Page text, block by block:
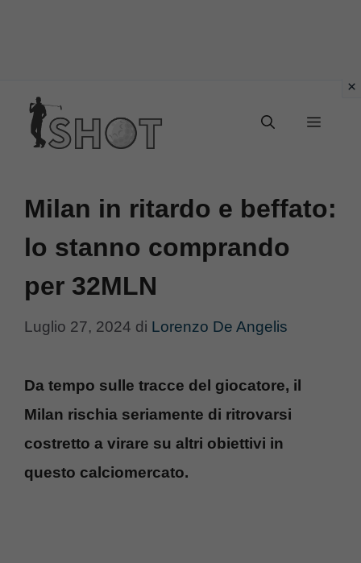
contenuto
Menu
Milan in ritardo e beffato:
lo stanno comprando
per 32MLN
Luglio 27, 2024 di Lorenzo De Angelis
Da tempo sulle tracce del giocatore, il
Milan rischia seriamente di ritrovarsi
costretto a virare su altri obiettivi in
questo calciomercato.